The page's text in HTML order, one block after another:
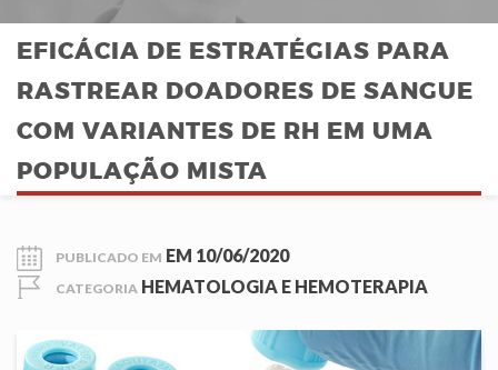
EFICÁCIA DE ESTRATÉGIAS PARA
RASTREAR DOADORES DE SANGUE
COM VARIANTES DE RH EM UMA
POPULAÇÃO MISTA
PUBLICADO EM EM 10/06/2020
CATEGORIA HEMATOLOGIA E HEMOTERAPIA